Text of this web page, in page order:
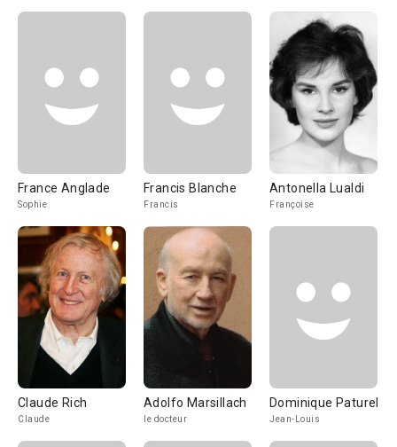
France Anglade
Sophie
Francis Blanche
Francis
Antonella Lualdi
Françoise
Claude Rich
Claude
Adolfo Marsillach
le docteur
Dominique Paturel
Jean-Louis